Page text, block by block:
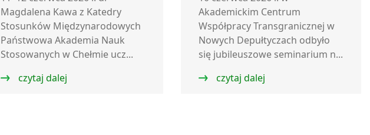
Magdalena Kawa z Katedry
Stosunków Międzynarodowych
Państwowa Akademia Nauk
Stosowanych w Chełmie ucz...
czytaj dalej
Akademickim Centrum
Współpracy Transgranicznej w
Nowych Depułtyczach odbyło
się jubileuszowe seminarium n...
czytaj dalej